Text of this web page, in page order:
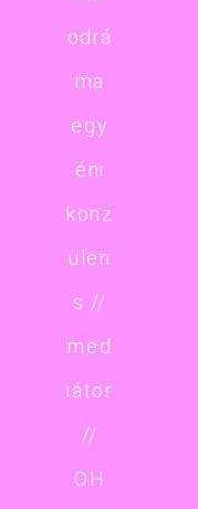
odrá
ma
egy
éni
konz
ulen
s //
med
iátor
//
OH